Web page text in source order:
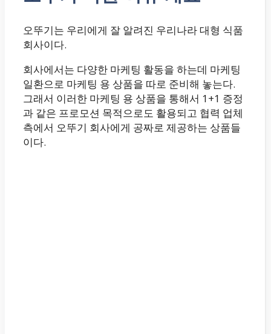
오뚜기는 우리에게 잘 알려진 우리나라 대형 식품
회사이다.
회사에서는 다양한 마케팅 활동을 하는데 마케팅
일환으로 마케팅 용 상품을 따로 준비해 놓는다.
그래서 이러한 마케팅 용 상품을 통해서 1+1 증정
과 같은 프로모션 목적으로도 활용되고 협력 업체
측에서 오뚜기 회사에게 공짜로 제공하는 상품들
이다.